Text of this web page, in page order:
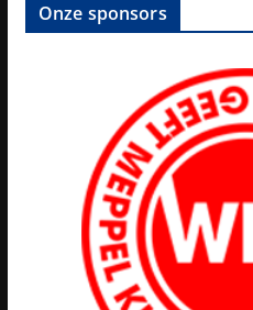
Onze sponsors